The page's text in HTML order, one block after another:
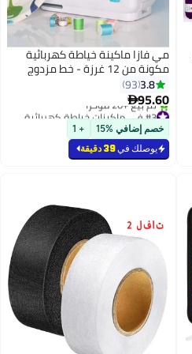
مي فازا ماكينة خياطة كهربائية
مكونة من 12 غرزة - خط مزدوج
وسرعة مزدوجة - ماكينة خياطة
متعددة الوظائف محمولة للمبتدئين
والأطفال
3.8
93
95.60
#3 في ماكينات خياطة كهربائية
بتخلّص بسرعة
تم بيع +20 مؤخرًا
#3 في ماكينات خياطة كهربائية
خصم إضافي %15 + 1
يوصلك في39 دقيقة